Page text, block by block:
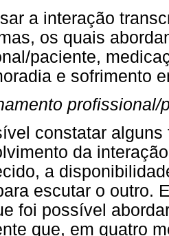
a interação
os quais
paciente,
e sofrimento
profissional/
constatar
da
a
escutar o outro.
foi possível
que, em quatro